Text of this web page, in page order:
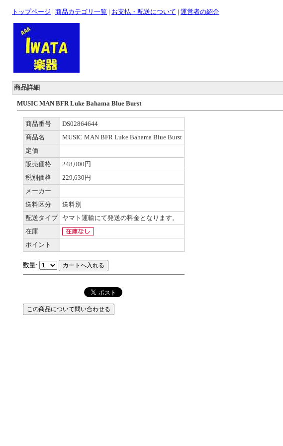
トップページ | 商品カテゴリ一覧 | お支払・配送について | 運営者の紹介
商品詳細
MUSIC MAN BFR Luke Bahama Blue Burst
商品番号
DS02864644
商品名
MUSIC MAN BFR Luke Bahama Blue Burst
定価
販売価格
248,000円
税別価格
229,630円
メーカー
送料区分
送料別
配送タイプ
ヤマト運輸にて発送の料金となります。
在庫
ポイント
数量: